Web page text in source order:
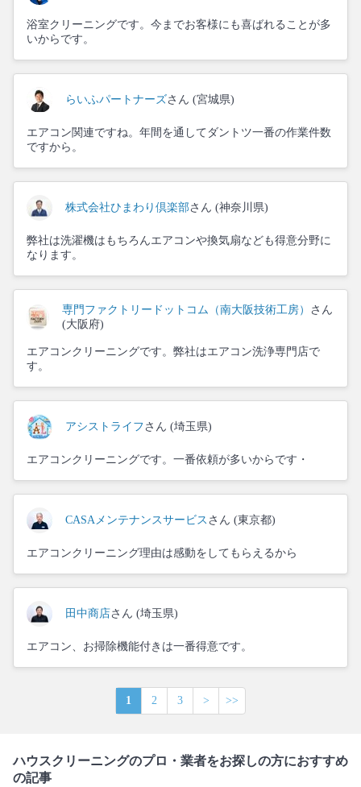
浴室クリーニングです。今までお客様にも喜ばれることが多
いからです。
らいふパートナーズさん (宮城県)
エアコン関連ですね。年間を通してダントツ一番の作業件数
ですから。
株式会社ひまわり倶楽部さん (神奈川県)
弊社は洗濯機はもちろんエアコンや換気扇なども得意分野に
なります。
専門ファクトリードットコム（南大阪技術工房）
さん
(大阪府)
エアコンクリーニングです。弊社はエアコン洗浄専門店で
す。
アシストライフ さん (埼玉県)
エアコンクリーニングです。一番依頼が多いからです・
CASAメンテナンスサービス さん (東京都)
エアコンクリーニング理由は感動をしてもらえるから
田中商店さん (埼玉県)
エアコン、お掃除機能付きは一番得意です。
1 2 3 > >>
ハウスクリーニングのプロ・業者をお探しの方におすすめ
の記事